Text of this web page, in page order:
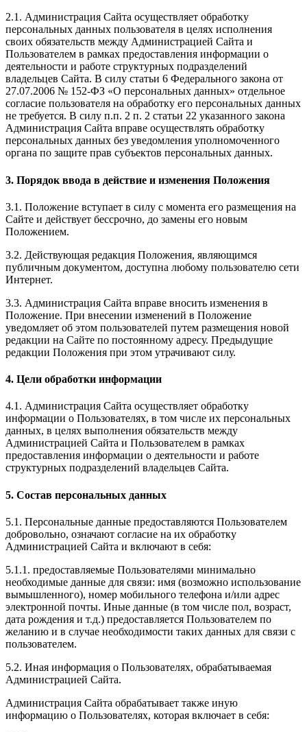
2.1. Администрация Сайта осуществляет обработку
персональных данных пользователя в целях исполнения
своих обязательств между Администрацией Сайта и
Пользователем в рамках предоставления информации о
деятельности и работе структурных подразделений
владельцев Сайта. В силу статьи 6 Федерального закона от
27.07.2006 № 152-ФЗ «О персональных данных» отдельное
согласие пользователя на обработку его персональных данных
не требуется. В силу п.п. 2 п. 2 статьи 22 указанного закона
Администрация Сайта вправе осуществлять обработку
персональных данных без уведомления уполномоченного
органа по защите прав субъектов персональных данных.
3. Порядок ввода в действие и изменения Положения
3.1. Положение вступает в силу с момента его размещения на
Сайте и действует бессрочно, до замены его новым
Положением.
3.2. Действующая редакция Положения, являющимся
публичным документом, доступна любому пользователю сети
Интернет.
3.3. Администрация Сайта вправе вносить изменения в
Положение. При внесении изменений в Положение
уведомляет об этом пользователей путем размещения новой
редакции на Сайте по постоянному адресу. Предыдущие
редакции Положения при этом утрачивают силу.
4. Цели обработки информации
4.1. Администрация Сайта осуществляет обработку
информации о Пользователях, в том числе их персональных
данных, в целях выполнения обязательств между
Администрацией Сайта и Пользователем в рамках
предоставления информации о деятельности и работе
структурных подразделений владельцев Сайта.
5. Состав персональных данных
5.1. Персональные данные предоставляются Пользователем
добровольно, означают согласие на их обработку
Администрацией Сайта и включают в себя:
5.1.1. предоставляемые Пользователями минимально
необходимые данные для связи: имя (возможно использование
вымышленного), номер мобильного телефона и/или адрес
электронной почты. Иные данные (в том числе пол, возраст,
дата рождения и т.д.) предоставляется Пользователем по
желанию и в случае необходимости таких данных для связи с
пользователем.
5.2. Иная информация о Пользователях, обрабатываемая
Администрацией Сайта.
Администрация Сайта обрабатывает также иную
информацию о Пользователях, которая включает в себя: